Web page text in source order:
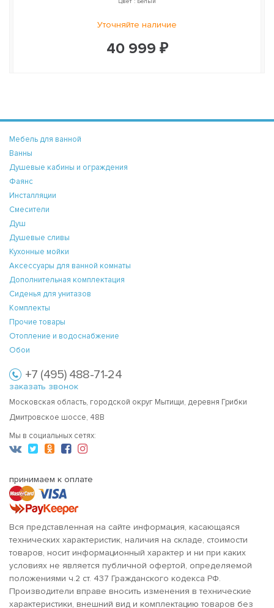
Уточняйте наличие
40 999 ₽
Мебель для ванной
Ванны
Душевые кабины и ограждения
Фаянс
Инсталляции
Смесители
Душ
Душевые сливы
Кухонные мойки
Аксессуары для ванной комнаты
Дополнительная комплектация
Сиденья для унитазов
Комплекты
Прочие товары
Отопление и водоснабжение
Обои
+7 (495) 488-71-24
заказать звонок
Московская область, городской округ Мытищи, деревня Грибки
Дмитровское шоссе, 48В
Мы в социальных сетях:
принимаем к оплате
Вся представленная на сайте информация, касающаяся
технических характеристик, наличия на складе, стоимости
товаров, носит информационный характер и ни при каких
условиях не является публичной офертой, определяемой
положениями ч.2 ст. 437 Гражданского кодекса РФ.
Производители вправе вносить изменения в технические
характеристики, внешний вид и комплектацию товаров без